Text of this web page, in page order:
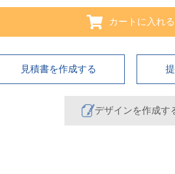
カートに入れる
見積書を作成する
デザインを作成す